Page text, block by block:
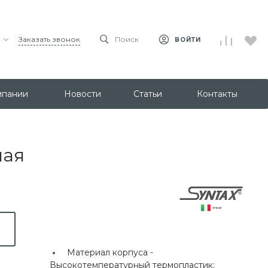
Заказать звонок Поиск ВОЙТИ
Новости Статьи Контакты
Материал корпуса -
Высокотемпературный термопластик;